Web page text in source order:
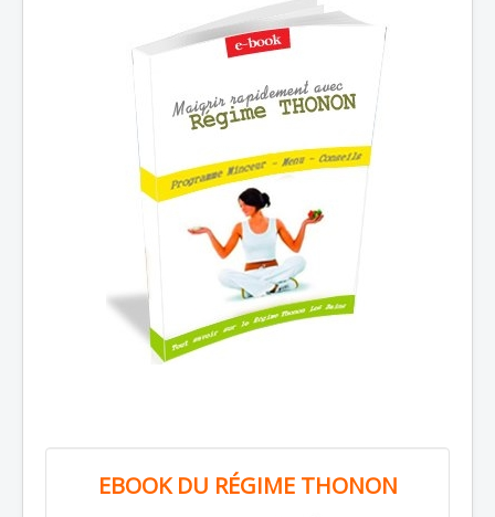
EBOOK DU RÉGIME THONON